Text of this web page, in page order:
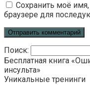
Сохранить моё
браузере для
Поиск:
Бесплатная книга
инсульта»
Уникальные тренинги